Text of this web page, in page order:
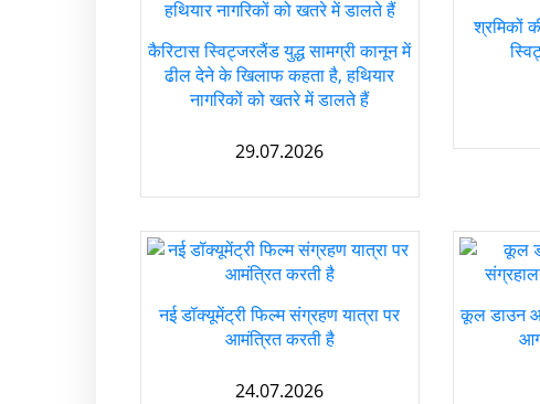
कैरिटास स्विट्जरलैंड युद्ध सामग्री कानून में
ढील देने के खिलाफ कहता है, हथियार
नागरिकों को खतरे में डालते हैं
29.07.2026
श्रमिकों
नई डॉक्यूमेंट्री फिल्म संग्रहण यात्रा पर
आमंत्रित करती है
24.07.2026
कूल डाउन